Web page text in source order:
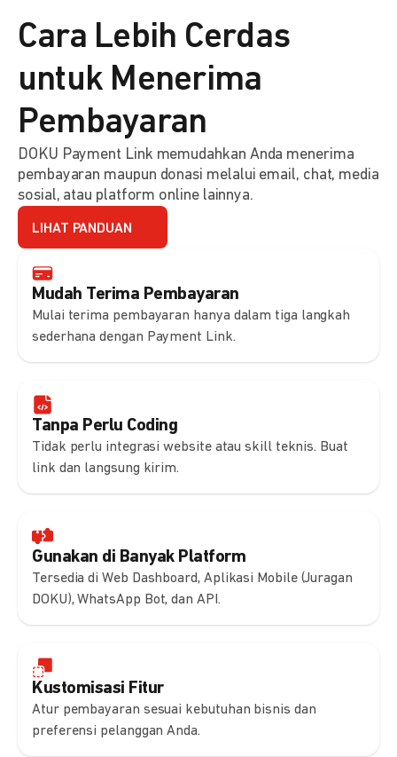
Mudah Terima Pembayaran
Mulai terima pembayaran hanya dalam tiga langkah
sederhana dengan Payment Link.
Tanpa Perlu Coding
Tidak perlu integrasi website atau skill teknis. Buat
link dan langsung kirim.
Gunakan di Banyak Platform
Tersedia di Web Dashboard, Aplikasi Mobile (Juragan
DOKU), WhatsApp Bot, dan API.
Kustomisasi Fitur
Atur pembayaran sesuai kebutuhan bisnis dan
preferensi pelanggan Anda.
Cara Lebih Cerdas
untuk Menerima
Pembayaran
DOKU Payment Link memudahkan Anda menerima
pembayaran maupun donasi melalui email, chat, media
sosial, atau platform online lainnya.
LIHAT PANDUAN